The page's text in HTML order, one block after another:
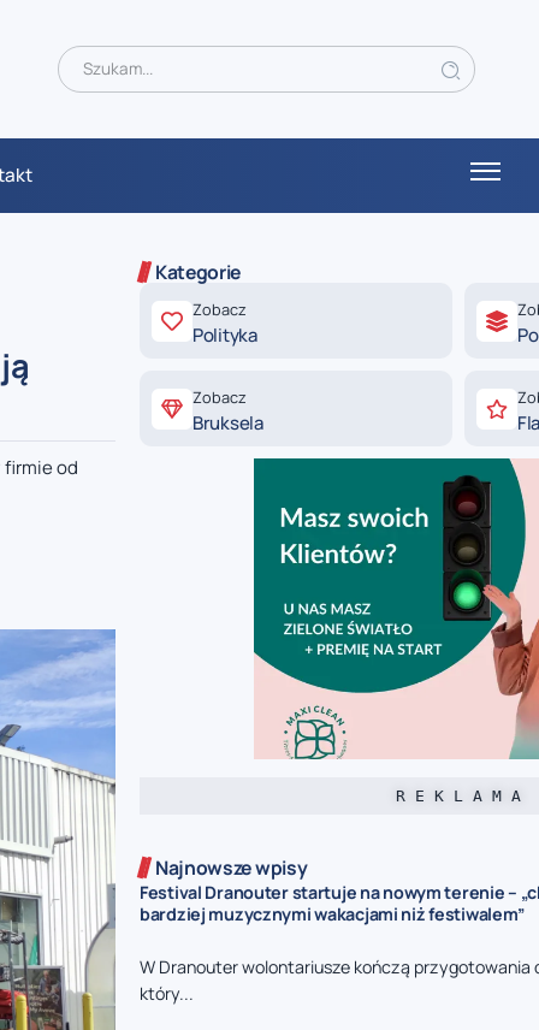
firmie od
Kategorie
Zobacz
Polityka
Zobacz
Bruksela
R E K L A M A
Najnowsze wpisy
Festival Dranouter startuje na nowym terenie –
bardziej muzycznymi wakacjami niż festiwalem”
W Dranouter wolontariusze kończą przygotowania
który...